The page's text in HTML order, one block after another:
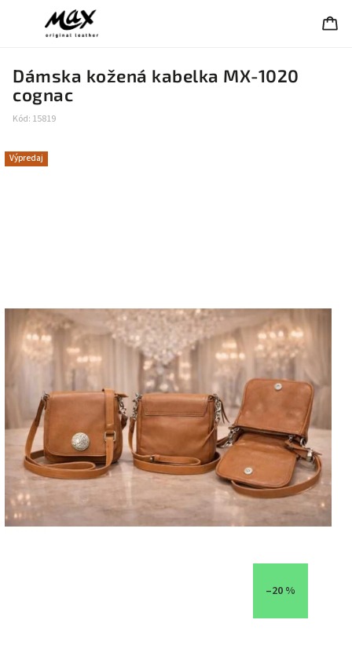
Dámska kožená kabelka MX-1020
cognac
Kód: 15819
Výpredaj
–20 %